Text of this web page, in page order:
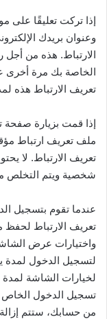
إذا تركت تعليقًا على
وعنوان بريدك
الارتباط. هذه من
الخاصة بك مرة أخرى
تعريف الارتباط هذه
إذا قمت بزيارة صفحة
ملف تعريف ارتباط
تعريف الارتباط. لا
شخصية ويتم التخلص
عندما تقوم بتسجيل
تعريف الارتباط
واختيارات عرض
لتسجيل الدخول لمدة
لخيارات الشاشة لمدة
تسجيل الدخول الخاص
من حسابك، ستتم